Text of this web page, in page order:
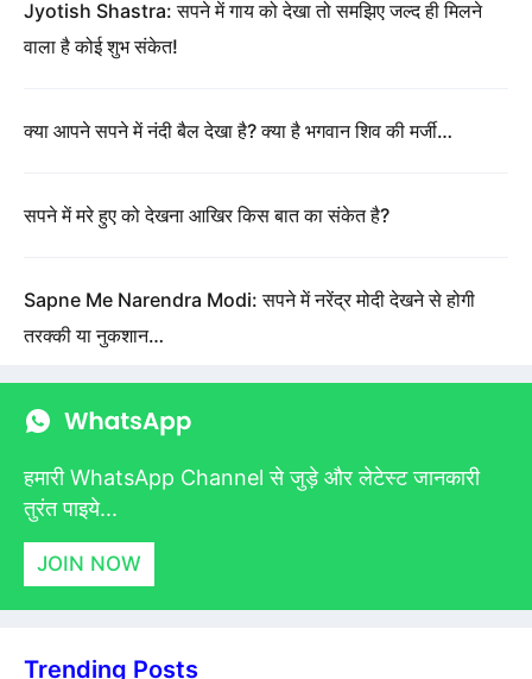
Jyotish Shastra: सपने में गाय को देखा तो समझिए जल्द ही मिलने
वाला है कोई शुभ संकेत!
क्या आपने सपने में नंदी बैल देखा है? क्या है भगवान शिव की मर्जी…
सपने में मरे हुए को देखना आखिर किस बात का संकेत है?
Sapne Me Narendra Modi: सपने में नरेंद्र मोदी देखने से होगी
तरक्की या नुकशान…
हमारी WhatsApp Channel से जुड़े और लेटेस्ट जानकारी
तुरंत पाइये...
JOIN NOW
Trending Posts